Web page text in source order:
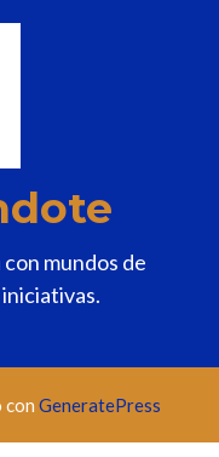
mundos de
con GeneratePress